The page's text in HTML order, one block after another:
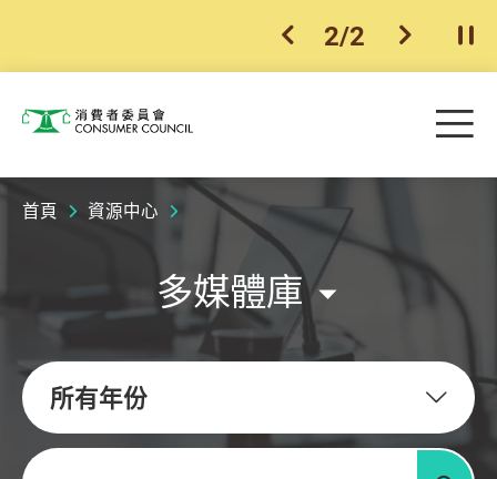
上一個
2/2 下一個開
消費者委員會 目
首頁 資源中心
多媒體庫
所有年份
關鍵字